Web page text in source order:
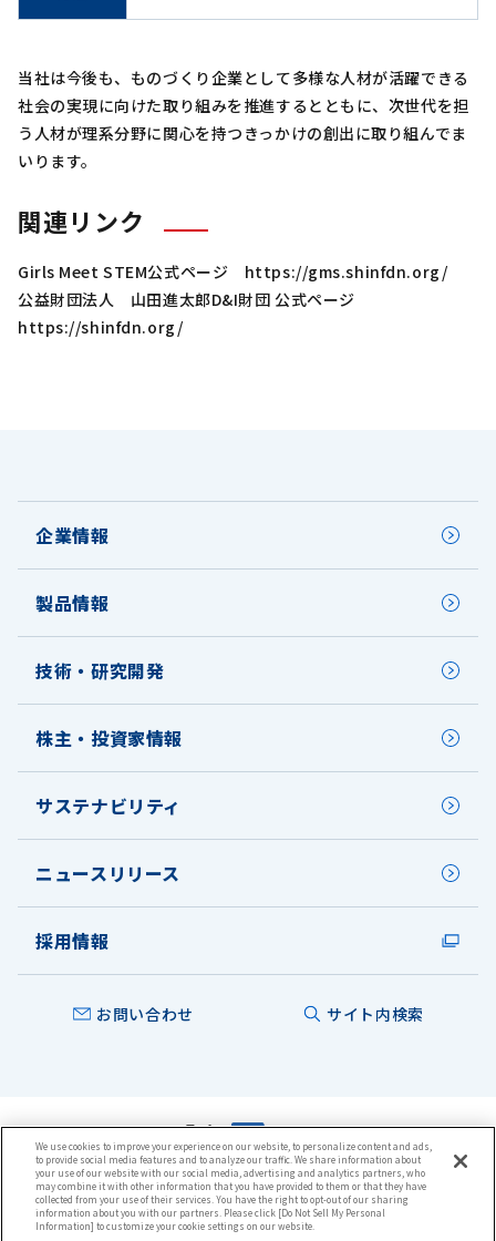
当社は今後も、ものづくり企業として多様な人材が活躍できる
社会の実現に向けた取り組みを推進するとともに、次世代を担
う人材が理系分野に関心を持つきっかけの創出に取り組んでま
いります。
関連リンク
Girls Meet STEM公式ページ https://gms.shinfdn.org/
公益財団法人 山田進太郎D&I財団 公式ページ
https://shinfdn.org/
企業情報
製品情報
技術・研究開発
株主・投資家情報
サステナビリティ
ニュースリリース
採用情報
お問い合わせ サイト内検索
本ウェブサイトについて
プライバシーポリシー
クッキーポリシー
ウェブアクセシビリティ方針
We use cookies to improve your experience on our website, to personalize content and ads,
to provide social media features and to analyze our traffic. We share information about
your use of our website with our social media, advertising and analytics partners, who
may combine it with other information that you have provided to them or that they have
collected from your use of their services. You have the right to opt-out of our sharing
information about you with our partners. Please click [Do Not Sell My Personal
Information] to customize your cookie settings on our website.